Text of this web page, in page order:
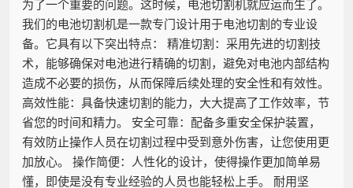
为了一个重要的问题。这时候，电池切割机就应运而生了。
我们的电池切割机是一款专门设计用于电池切割的专业设
备。它具有以下突出特点： 精准切割：采用先进的切割技
术，能够确保对电池进行精确的切割，避免对电池内部结构
造成不必要的损伤，从而保障后续处理的安全性和有效性。
高效性能：具备快速切割的能力，大大提高了工作效率，节
省您的时间和精力。 安全可靠：配备多重安全保护装置，
有效防止操作人员在切割过程中受到意外伤害，让您使用更
加放心。 操作简便：人性化的设计，使得操作更加简单易
懂，即使是没有专业经验的人员也能轻松上手。 耐用坚